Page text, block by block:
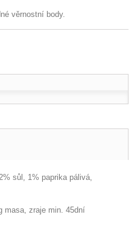
věrnostní body.
sůl, 1% paprika pálivá,
masa, zraje min. 45dní